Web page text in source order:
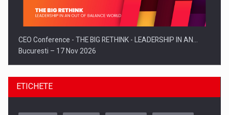
CEO Conference - THE BIG RETHINK - LEADERSHIP IN AN…
Bucuresti – 17 Nov 2026
ETICHETE